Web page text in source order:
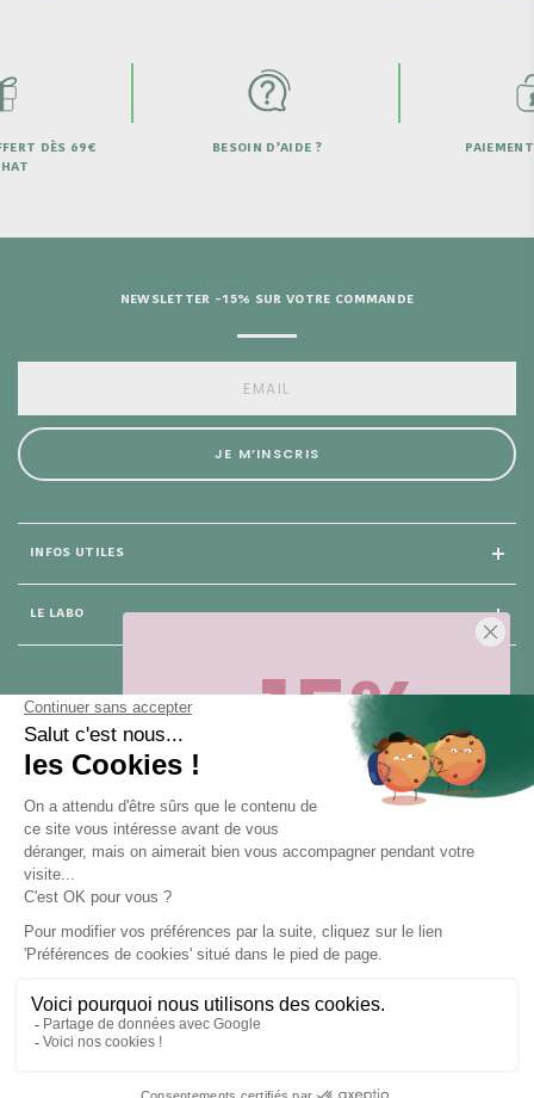
DÈS 69€
BESOIN D’AIDE ?
75 008 Paris
hello@santarome.fr
INFOS UTILES
LE LABO
NEWSLETTER -15% SUR VOTRE COMMANDE
JE M’INSCRIS
-15%
Sur votre première commande,
moment ! Désinscription en 1 clic, à
tout moment.
Obtenir -15%